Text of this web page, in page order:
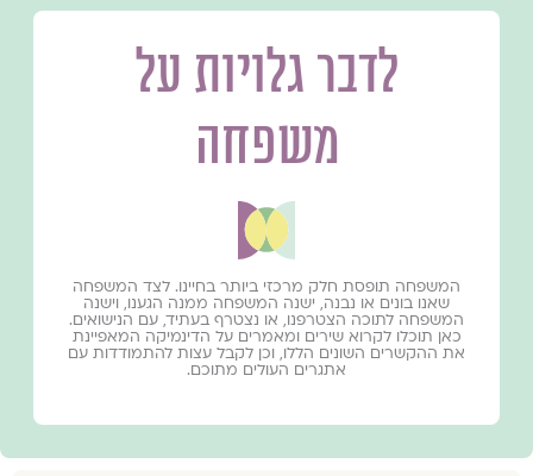
לדבר גלויות על
משפחה
המשפחה תופסת חלק מרכזי ביותר בחיינו. לצד המשפחה
שאנו בונים או נבנה, ישנה המשפחה ממנה הגענו, וישנה
המשפחה לתוכה הצטרפנו, או נצטרף בעתיד, עם הנישואים.
כאן תוכלו לקרוא שירים ומאמרים על הדינמיקה המאפיינת
את ההקשרים השונים הללו, וכן לקבל עצות להתמודדות עם
אתגרים העולים מתוכם.